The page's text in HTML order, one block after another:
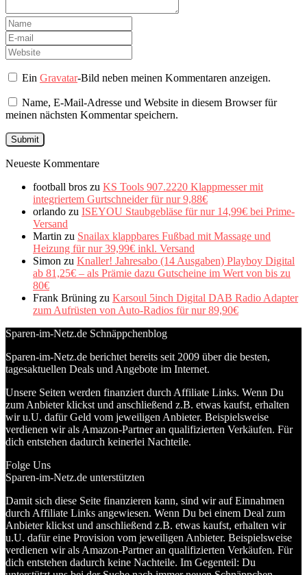
EinGravatar-Bild neben meinen Kommentaren anzeigen.
Name, E-Mail-Adresse und Website in diesem Browser für
meinen nächsten Kommentar speichern.
Neueste Kommentare
football bros zu KS Tools 907.2220 Klappmesser mit
integriertem Gurtschneider für nur 9,88€
orlando zu ISEYOU Staubgebläse für nur 14,99€ bei Prime-
Versand
Martin zu Snailax klappbares Fußbad mit Massage und
Heizung für nur 39,99€ inkl. Versand
Simon zu Knaller! Jahresabo (14 Ausgaben) Playboy Digital
ab 81,25€ – als Prämie dazu Gutscheine im Wert von bis zu
80€
Frank Brüning zu Karsoul 5inch Digital DAB Radio Adapter
zum Aufrüsten von Auto-Radios für nur 89,90€
Sparen-im-Netz.de Schnäppchenblog
Sparen-im-Netz.de berichtet bereits seit 2009 über die besten,
tagesaktuellen Deals und Angebote im Internet.
Unsere Seiten werden finanziert durch Affiliate Links. Wenn Du
zum Anbieter klickst und anschließend z.B. etwas kaufst, erhalten
wir u.U. dafür Geld vom jeweiligen Anbieter. Beispielsweise
verdienen wir als Amazon-Partner an qualifizierten Verkäufen. Für
dich entstehen dadurch keinerlei Nachteile.
Folge Uns
Sparen-im-Netz.de unterstützten
Damit sich diese Seite finanzieren kann, sind wir auf Einnahmen
durch Affiliate Links angewiesen. Wenn Du bei einem Deal zum
Anbieter klickst und anschließend z.B. etwas kaufst, erhalten wir
u.U. dafür eine Provision vom jeweiligen Anbieter. Beispielsweise
verdienen wir als Amazon-Partner an qualifizierten Verkäufen. Für
dich entstehen dadurch keine Nachteile. Im Gegenteil: Du